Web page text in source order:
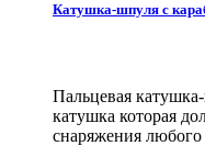
Катушка-шпуля с
Пальцевая
катушка которая
снаряжения любого